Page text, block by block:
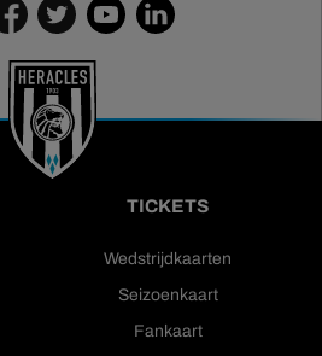
TICKETS
Wedstrijdkaarten
Seizoenkaart
Fankaart